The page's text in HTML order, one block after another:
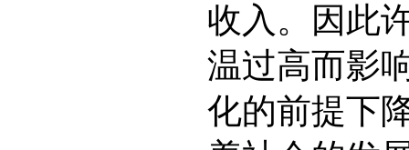
收入。因此
温过高而影
化的前提下